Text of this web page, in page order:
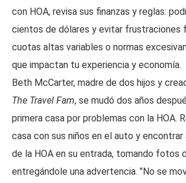
con HOA, revisa sus finanzas y reglas:
cientos de dólares y evitar frustraciones
cuotas altas variables o normas
que impactan tu experiencia y economía.
Beth McCarter, madre de dos hijos y
The Travel Fam, se mudó dos años
primera casa por problemas con la HOA.
casa con sus niños en el auto y encontrar
de la HOA en su entrada, tomando fotos
entregándole una advertencia. "No se